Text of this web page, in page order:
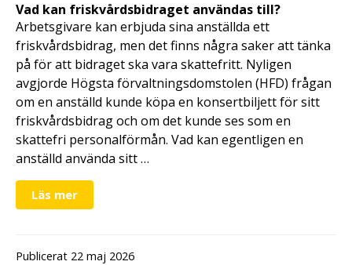
Vad kan friskvårdsbidraget användas till?
Arbetsgivare kan erbjuda sina anställda ett
friskvårdsbidrag, men det finns några saker att tänka
på för att bidraget ska vara skattefritt. Nyligen
avgjorde Högsta förvaltningsdomstolen (HFD) frågan
om en anställd kunde köpa en konsertbiljett för sitt
friskvårdsbidrag och om det kunde ses som en
skattefri personalförmån. Vad kan egentligen en
anställd använda sitt …
Läs mer
Publicerat 22 maj 2026